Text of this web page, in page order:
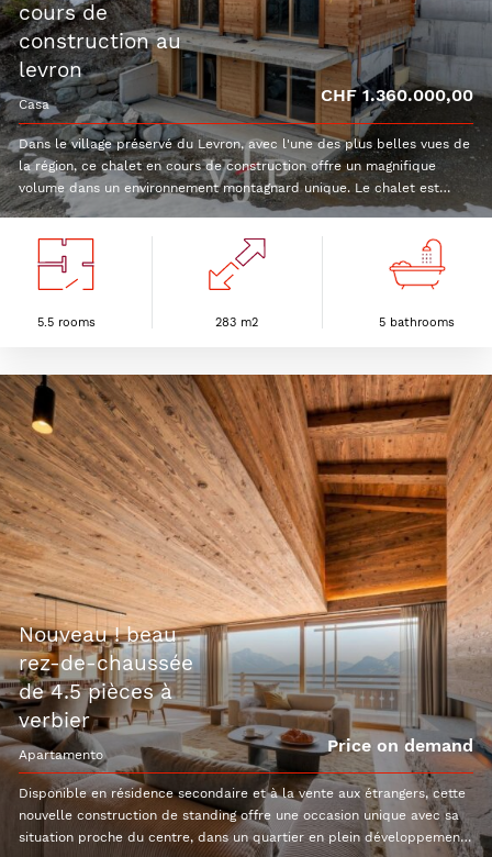
cours de
construction au
levron
casa CHF 1.360.000,00
Dans le village préservé du Levron, avec l'une des plus belles vues de
la région, ce chalet en cours de construction offre un magnifique
volume dans un environnement montagnard unique. Le chalet est
vendu en l'état, brut (voir photos). L'acquéreur aura le choix des
sa distribution : Rez inférieur : 3 chambres doubles2 salles de
bainsBuanderieLocal techniquePièce de rangement Terrace sud et
avec grand économatEspace repasSéjourTerrasse
comprises dans le prix.
5.5 rooms 283 m2 5 bathrooms
nouveau ! beau
rez-de-chaussée
de 4.5 pièces à
verbier
apartamento Price on demand
Disponible en résidence secondaire et à la vente aux étrangers, cette
nouvelle construction de standing offre une occasion unique avec sa
situation proche du centre, dans un quartier en plein développement.